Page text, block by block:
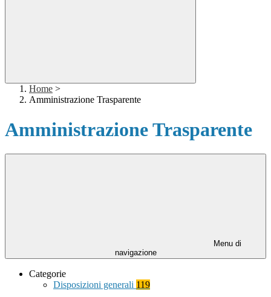
Home >
Amministrazione Trasparente
Amministrazione Trasparente
Menu di
navigazione
Categorie
Disposizioni generali 119